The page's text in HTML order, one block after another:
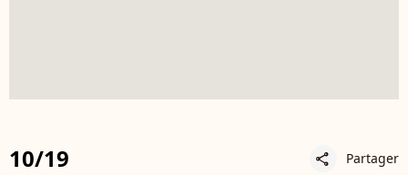
10/19 share Partager